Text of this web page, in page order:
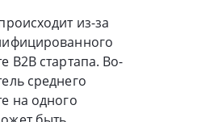
из-за
B2B стартапа. Во-
среднего
на одного